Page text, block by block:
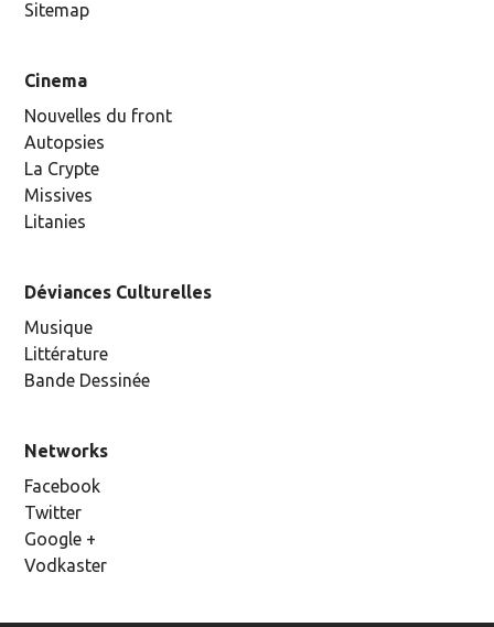
Sitemap
Cinema
Nouvelles du front
Autopsies
La Crypte
Missives
Litanies
Déviances Culturelles
Musique
Littérature
Bande Dessinée
Networks
Facebook
Twitter
Google +
Vodkaster